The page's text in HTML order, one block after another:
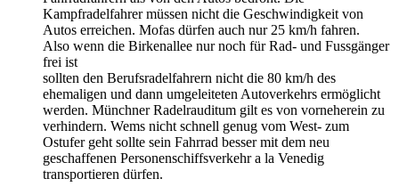
Kampfradelfahrer müssen nicht die Geschwindigkeit von
Autos erreichen. Mofas dürfen auch nur 25 km/h fahren.
Also wenn die Birkenallee nur noch für Rad- und Fussgänger
frei ist
sollten den Berufsradelfahrern nicht die 80 km/h des
ehemaligen und dann umgeleiteten Autoverkehrs ermöglicht
werden. Münchner Radelrauditum gilt es von vorneherein zu
verhindern. Wems nicht schnell genug vom West- zum
Ostufer geht sollte sein Fahrrad besser mit dem neu
geschaffenen Personenschiffsverkehr a la Venedig
transportieren dürfen.